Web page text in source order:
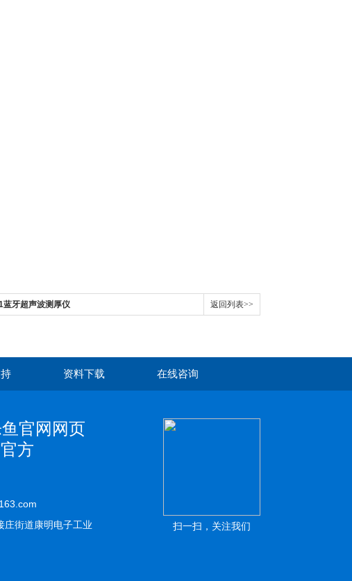
蓝牙超声波测厚仪 返回列表>>
资料下载 在线咨询
官网网页
方
庄街道康明电子工业
扫一扫，关注我们